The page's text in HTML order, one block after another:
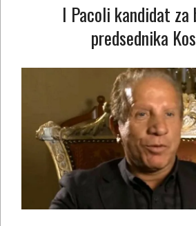
I Pacoli kandidat za
predsednika